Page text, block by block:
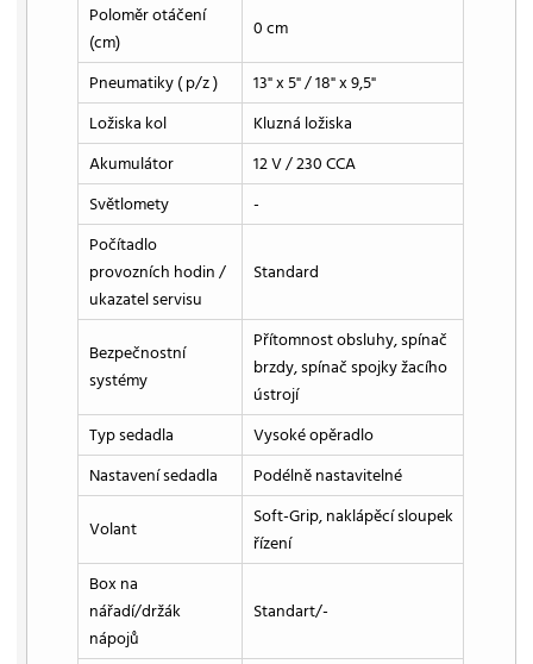
Poloměr otáčení
(cm)
0 cm
Pneumatiky ( p/z )
13" x 5" / 18" x 9,5"
Ložiska kol
Kluzná ložiska
Akumulátor
12 V / 230 CCA
Světlomety
-
Počítadlo
provozních hodin /
ukazatel servisu
Standard
Bezpečnostní
systémy
Přítomnost obsluhy, spínač
brzdy, spínač spojky žacího
ústrojí
Typ sedadla
Vysoké opěradlo
Nastavení sedadla
Podélně nastavitelné
Volant
Soft-Grip, naklápěcí sloupek
řízení
Box na
nářadí/držák
nápojů
Standart/-